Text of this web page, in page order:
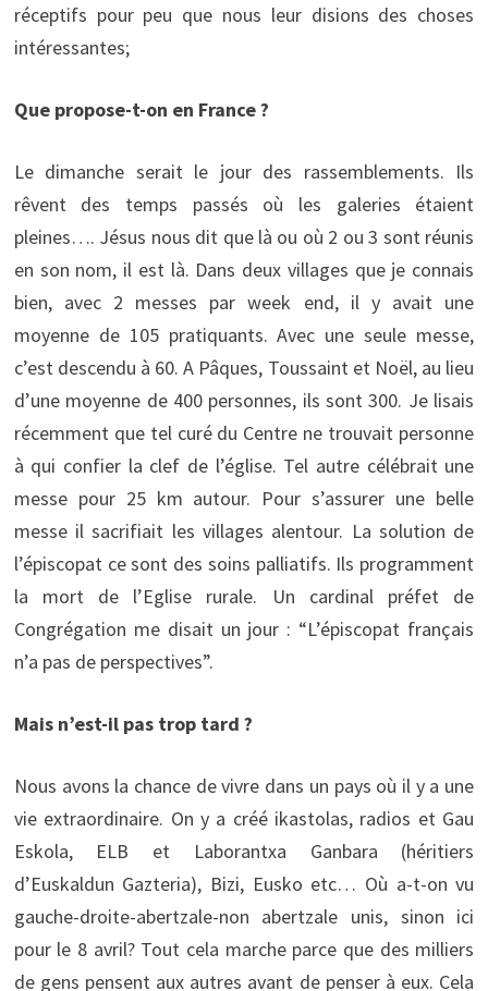
réceptifs pour peu que nous leur disions des choses
intéressantes;
Que propose-t-on en France ?
Le dimanche serait le jour des rassemblements. Ils
rêvent des temps passés où les galeries étaient
pleines…. Jésus nous dit que là ou où 2 ou 3 sont réunis
en son nom, il est là. Dans deux villages que je connais
bien, avec 2 messes par week end, il y avait une
moyenne de 105 pratiquants. Avec une seule messe,
c’est descendu à 60. A Pâques, Toussaint et Noël, au lieu
d’une moyenne de 400 personnes, ils sont 300. Je lisais
récemment que tel curé du Centre ne trouvait personne
à qui confier la clef de l’église. Tel autre célébrait une
messe pour 25 km autour. Pour s’assurer une belle
messe il sacrifiait les villages alentour. La solution de
l’épiscopat ce sont des soins palliatifs. Ils programment
la mort de l’Eglise rurale. Un cardinal préfet de
Congrégation me disait un jour : “L’épiscopat français
n’a pas de perspectives”.
Mais n’est-il pas trop tard ?
Nous avons la chance de vivre dans un pays où il y a une
vie extraordinaire. On y a créé ikastolas, radios et Gau
Eskola, ELB et Laborantxa Ganbara (héritiers
d’Euskaldun Gazteria), Bizi, Eusko etc… Où a-t-on vu
gauche-droite-abertzale-non abertzale unis, sinon ici
pour le 8 avril? Tout cela marche parce que des milliers
de gens pensent aux autres avant de penser à eux. Cela